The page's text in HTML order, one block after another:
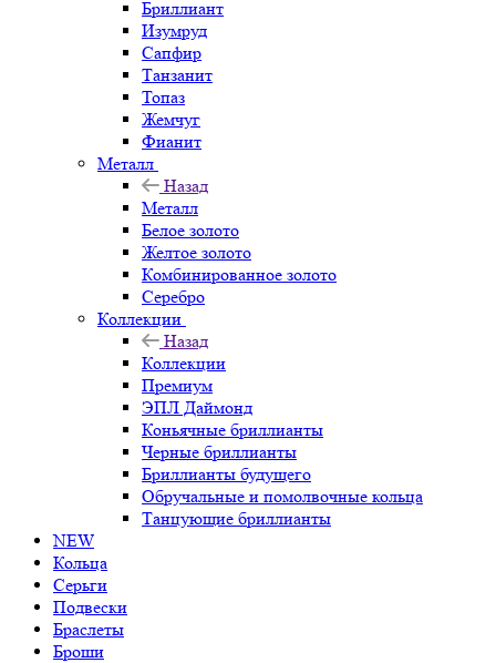
Бриллиант
Изумруд
Сапфир
Танзанит
Топаз
Жемчуг
Фианит
Металл
Назад
Металл
Белое золото
Желтое золото
Комбинированное золото
Серебро
Коллекции
Назад
Коллекции
Премиум
ЭПЛ Даймонд
Коньячные бриллианты
Черные бриллианты
Бриллианты будущего
Обручальные и помолвочные кольца
Танцующие бриллианты
NEW
Кольца
Серьги
Подвески
Браслеты
Броши